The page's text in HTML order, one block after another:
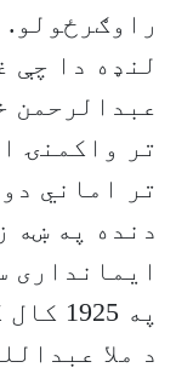
راوګرځولو.
لنډه دا چې
عبدالرحمن
تر واکمنۍ
تر اماني
دنده په ښه
ایمانداری
په
د ملا